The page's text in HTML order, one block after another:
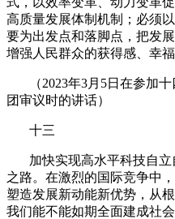
高质量发展体制机制；必须
要为出发点和落脚点，把发
增强人民群众的获得感、幸福
（2023年3月 5日在参加
团审议时的讲话）
十三
加快实现高水平科技自
之路。在激烈的国际竞争中
塑造发展新动能新优势，从
我们能不能如期全面建成社